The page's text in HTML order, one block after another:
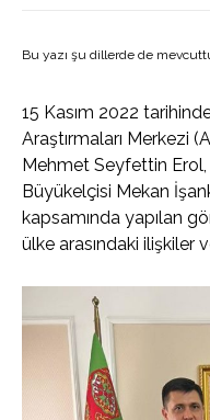
Bu yazı şu dillerde de
15 Kasım 2022
Araştırmaları Merkezi
Mehmet Seyfettin Erol,
Büyükelçisi Mekan
kapsamında yapılan
ülke arasındaki ilişkiler